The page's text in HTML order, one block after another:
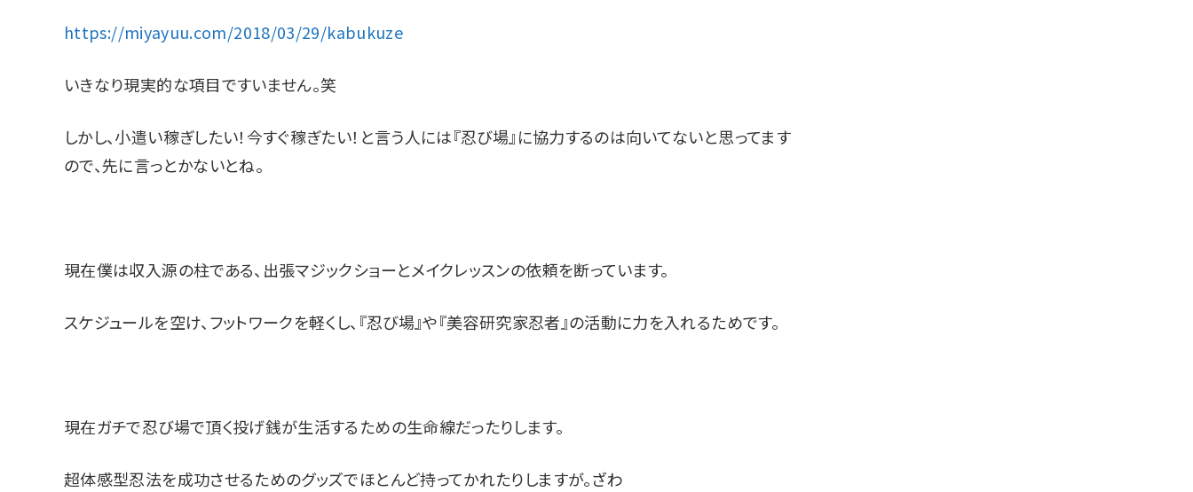
https://miyayuu.com/2018/03/29/kabukuze
いきなり現実的な項目ですいません。笑
しかし、小遣い稼ぎしたい！今すぐ稼ぎたい！と言う人には『忍び場』に協力するのは向いてないと思ってます
ので、先に言っとかないとね。
現在僕は収入源の柱である、出張マジックショーとメイクレッスンの依頼を断っています。
スケジュールを空け、フットワークを軽くし、『忍び場』や『美容研究家忍者』の活動に力を入れるためです。
現在ガチで忍び場で頂く投げ銭が生活するための生命線だったりします。
超体感型忍法を成功させるためのグッズでほとんど持ってかれたりしますが。ざわ